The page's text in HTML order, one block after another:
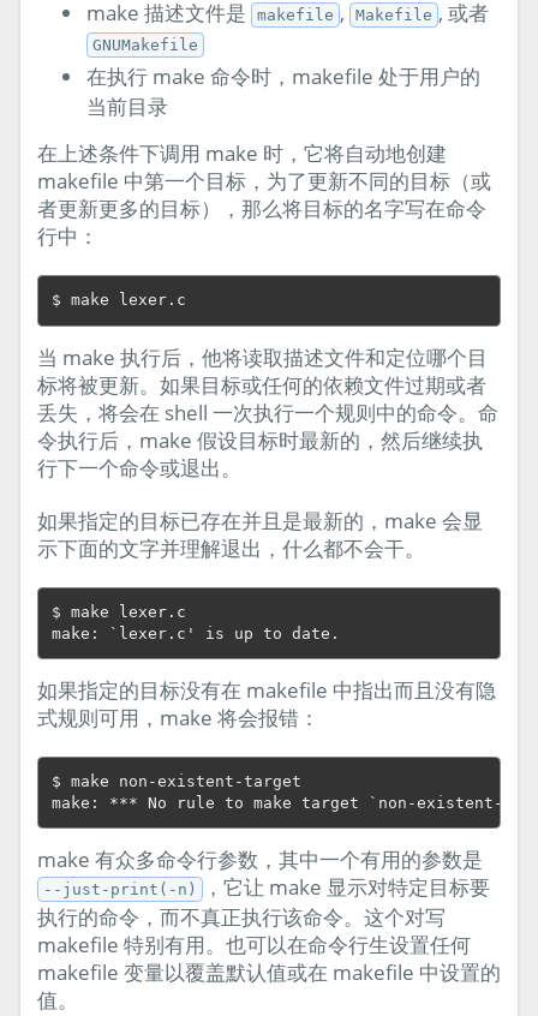
make 描述文件是 makefile , Makefile , 或者
GNUMakefile
在执行 make 命令时，makefile 处于用户的
当前目录
在上述条件下调用 make 时，它将自动地创建
makefile 中第一个目标，为了更新不同的目标（或
者更新更多的目标），那么将目标的名字写在命令
行中：
当 make 执行后，他将读取描述文件和定位哪个目
标将被更新。如果目标或任何的依赖文件过期或者
丢失，将会在 shell 一次执行一个规则中的命令。命
令执行后，make 假设目标时最新的，然后继续执
行下一个命令或退出。
如果指定的目标已存在并且是最新的，make 会显
示下面的文字并理解退出，什么都不会干。
$ make lexer.c
如果指定的目标没有在 makefile 中指出而且没有隐
式规则可用，make 将会报错：
$ make non-existent-target
make 有众多命令行参数，其中一个有用的参数是
--just-print(-n)
，它让 make 显示对特定目标要
执行的命令，而不真正执行该命令。这个对写
makefile 特别有用。也可以在命令行生设置任何
makefile 变量以覆盖默认值或在 makefile 中设置的
值。